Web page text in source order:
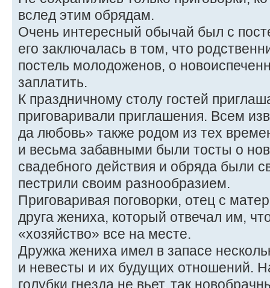
вслед этим обрядам.
Очень интересный обычай был с
его заключалась в том, что
постель молодоженов, о
заплатить.
К праздничному столу гостей
приговаривали приглашения. Всем
да любовь» также родом из тех
и весьма забавными были тосты о
свадебного действия и обряда были
пестрили своим разнообразием.
Приговаривая поговорки, отец с
друга жениха, который отвечал им,
«хозяйство» все на месте.
Дружка жениха имел в запасе
и невесты и их будущих отношений.
голубки гнезда не вьет, так